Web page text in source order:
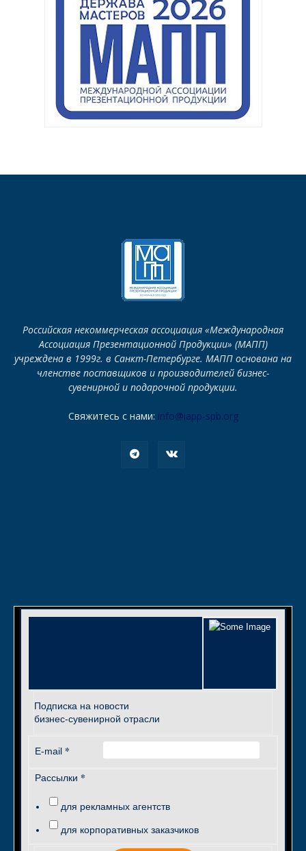
Российская некоммерческая ассоциация «Международная
Ассоциация Презентационной Продукции» (МАПП)
учреждена в 1999г. в Санкт-Петербурге. МАПП основана на
членстве поставщиков и производителей бизнес-
сувенирной и подарочной продукции.
Свяжитесь с нами: info@iapp-spb.org
Подписка на новости
бизнес-сувенирной отрасли
E-mail *
Рассылки *
для рекламных агентств
для корпоративных заказчиков